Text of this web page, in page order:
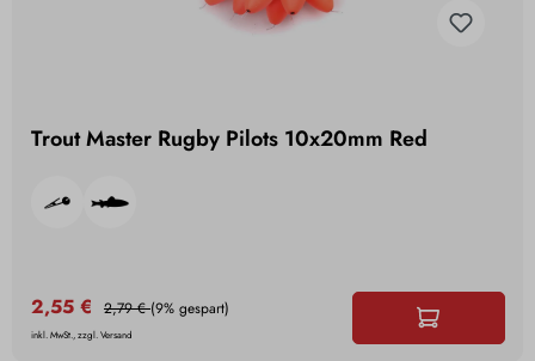
Trout Master Rugby Pilots 10x20mm Red
2,55 € 2,79 €(9% gespart)
inkl. MwSt., zzgl. Versand